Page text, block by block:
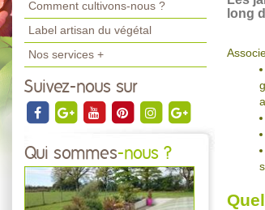
Comment cultivons-nous ?
Label artisan du végétal
Nos services +
Suivez-nous sur
Qui sommes-nous ?
long